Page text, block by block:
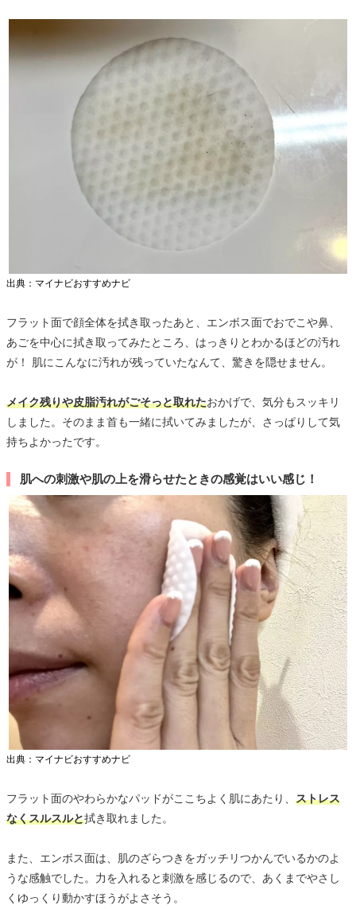
出典：マイナビおすすめナビ
フラット面で顔全体を拭き取ったあと、エンボス面でおでこや鼻、
あごを中心に拭き取ってみたところ、はっきりとわかるほどの汚れ
が！ 肌にこんなに汚れが残っていたなんて、驚きを隠せません。
メイク残りや皮脂汚れがごそっと取れたおかげで、気分もスッキリ
しました。そのまま首も一緒に拭いてみましたが、さっぱりして気
持ちよかったです。
肌への刺激や肌の上を滑らせたときの感覚はいい感じ！
出典：マイナビおすすめナビ
フラット面のやわらかなパッドがここちよく肌にあたり、 ストレス
なくスルスルと拭き取れました。
また、エンボス面は、肌のざらつきをガッチリつかんでいるかのよ
うな感触でした。力を入れると刺激を感じるので、あくまでやさし
くゆっくり動かすほうがよさそう。